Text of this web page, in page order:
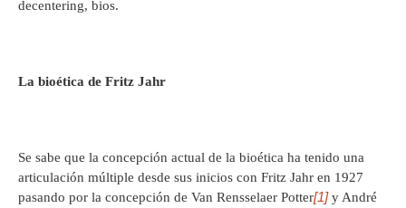
decentering, bios.
La bioética de Fritz Jahr
Se sabe que la concepción actual de la bioética ha tenido una
articulación múltiple desde sus inicios con Fritz Jahr en 1927
pasando por la concepción de Van Rensselaer Potter[1]y André